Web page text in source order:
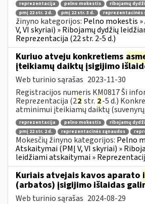
reprezentacija pelno mokestis
ribojamų
pmį 22 str. 2 d.
pmį 22 str. 3 d. reprezentacinės
žinyno kategorijos: Pelno mokestis
V, VI skyriai) » Ribojamų dydžių
Reprezentacija (22 str. 2-5 d.)
Kuriuo atveju konkretiems
įteikiamų daiktų įsigijimo
Web turinio sąrašas 2023-11-30
Registracijos numeris KM0817 Ši
Reprezentacija (22 str. 2-5 d.)
atminimui įteikiamų daiktų
reprezentacija pelno mokestis
ribojamų
pmį 22 str. 2 d.
reprezentacinės sąnaudos
Mokesčių žinyno kategorijos: Pelno
Atskaitymai (PMĮ V, VI skyriai) »
leidžiami atskaitymai »
Kuriais atvejais kavos aparato
(arbatos) įsigijimo išlaidas
Web turinio sąrašas 2024-08-29